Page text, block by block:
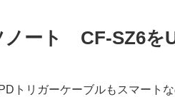
ノート CF-SZ6を
トリガーケーブルもスマート